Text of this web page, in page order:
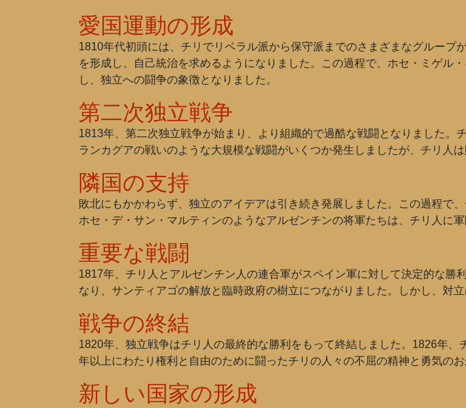
愛国運動の形成
1810年代初頭には、チリでリベラル派から保守派までのさまざまなグルー
を形成し、自己統治を求めるようになりました。この過程で、ホセ・ミゲル
し、独立への闘争の象徴となりました。
第二次独立戦争
1813年、第二次独立戦争が始まり、より組織的で過酷な戦闘となりました
ランカグアの戦いのような大規模な戦闘がいくつか発生しましたが、チリ人
隣国の支持
敗北にもかかわらず、独立のアイデアは引き続き発展しました。この過程で
ホセ・デ・サン・マルティンのようなアルゼンチンの将軍たちは、チリ人に
重要な戦闘
1817年、チリ人とアルゼンチン人の連合軍がスペイン軍に対して決定的な
なり、サンティアゴの解放と臨時政府の樹立につながりました。しかし、対
戦争の終結
1820年、独立戦争はチリ人の最終的な勝利をもって終結しました。1826年
年以上にわたり権利と自由のために闘ったチリの人々の不屈の精神と勇気のお
新しい国家の形成